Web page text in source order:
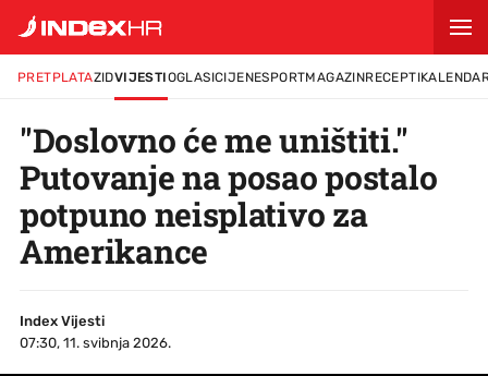
PRETPLATAZIDVIJESTIOGLASICIJENESPORTMAGAZINRECEPTI
"Doslovno će me uništiti."
Putovanje na posao postalo
potpuno neisplativo za
Amerikance
Index Vijesti
07:30, 11. svibnja 2026.